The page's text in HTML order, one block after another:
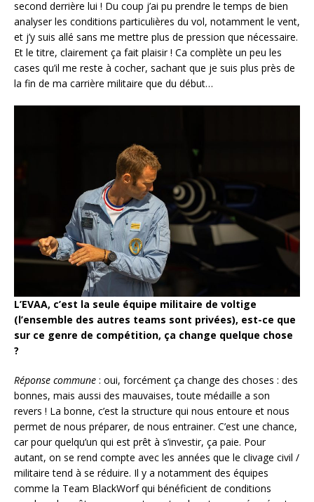
second derrière lui ! Du coup j’ai pu prendre le temps de bien
analyser les conditions particulières du vol, notamment le vent,
et j’y suis allé sans me mettre plus de pression que nécessaire.
Et le titre, clairement ça fait plaisir ! Ca complète un peu les
cases qu’il me reste à cocher, sachant que je suis plus près de
la fin de ma carrière militaire que du début…
L’EVAA, c’est la seule équipe militaire de voltige
(l’ensemble des autres teams sont privées), est-ce que
sur ce genre de compétition, ça change quelque chose
?
Réponse commune : oui, forcément ça change des choses : des
bonnes, mais aussi des mauvaises, toute médaille a son
revers ! La bonne, c’est la structure qui nous entoure et nous
permet de nous préparer, de nous entrainer. C’est une chance,
car pour quelqu’un qui est prêt à s’investir, ça paie. Pour
autant, on se rend compte avec les années que le clivage civil /
militaire tend à se réduire. Il y a notamment des équipes
comme la Team BlackWorf qui bénéficient de conditions